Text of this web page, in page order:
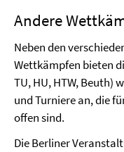
Andere
Neben den
Wettkämpfen bieten
TU, HU, HTW,
und Turniere an, die
offen sind.
Die Berliner